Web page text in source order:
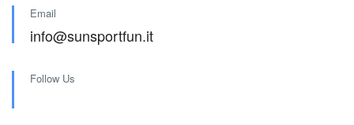
Email
info@sunsportfun.it
Follow Us